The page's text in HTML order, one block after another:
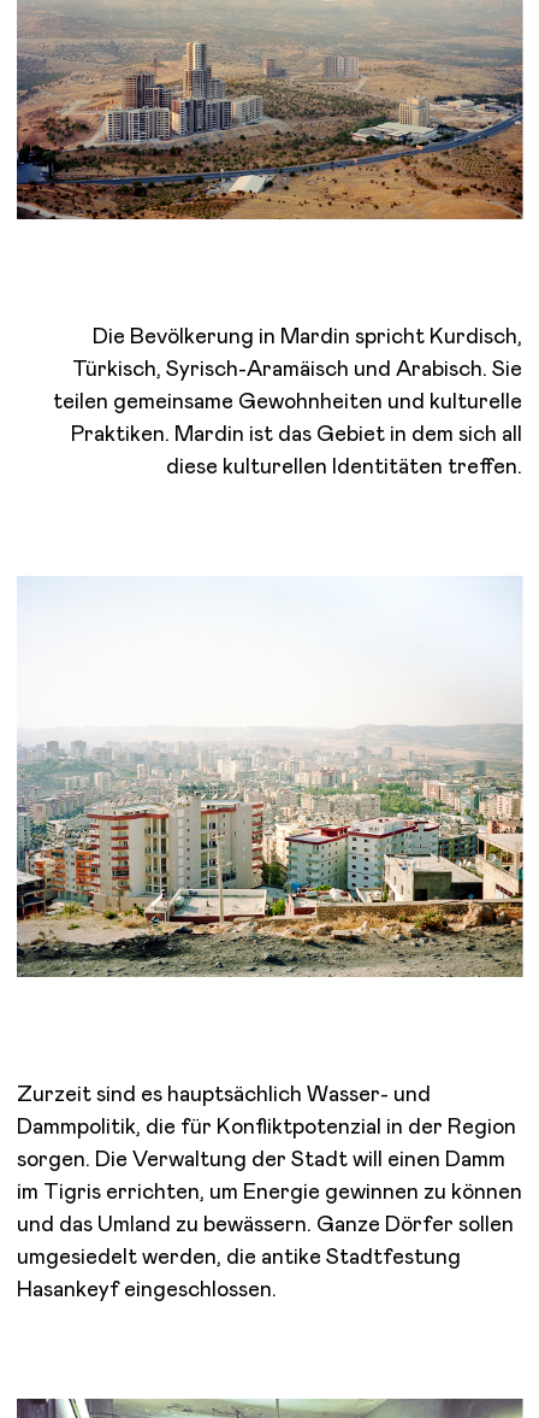
Die Bevölkerung in Mardin spricht Kurdisch,
Türkisch, Syrisch-Aramäisch und Arabisch. Sie
teilen gemeinsame Gewohnheiten und kulturelle
Praktiken. Mardin ist das Gebiet in dem sich all
diese kulturellen Identitäten treffen.
Zurzeit sind es hauptsächlich Wasser- und
Dammpolitik, die für Konfliktpotenzial in der Region
sorgen. Die Verwaltung der Stadt will einen Damm
im Tigris errichten, um Energie gewinnen zu können
und das Umland zu bewässern. Ganze Dörfer sollen
umgesiedelt werden, die antike Stadtfestung
Hasankeyf eingeschlossen.